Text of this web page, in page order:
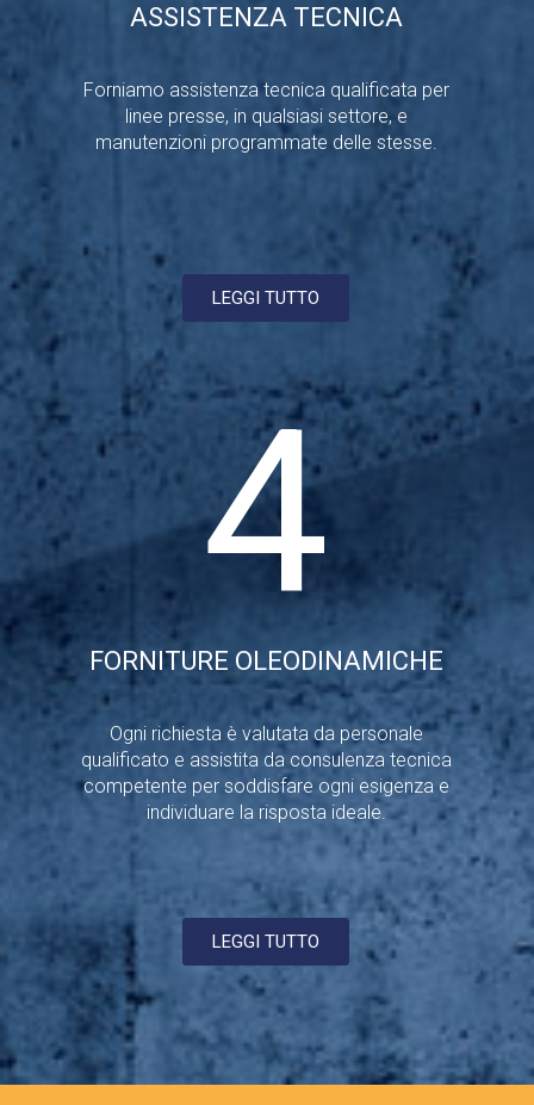
ASSISTENZA TECNICA
Forniamo assistenza tecnica qualificata per
linee presse, in qualsiasi settore, e
manutenzioni programmate delle stesse.
LEGGI TUTTO
4
FORNITURE OLEODINAMICHE
Ogni richiesta è valutata da personale
qualificato e assistita da consulenza tecnica
competente per soddisfare ogni esigenza e
individuare la risposta ideale.
LEGGI TUTTO